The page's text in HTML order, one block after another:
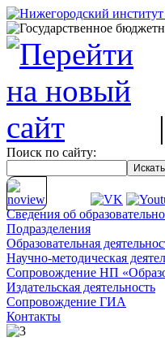
|
Поиск по сайту:
Сведения об
Подразделения
Образовательная
Научно-методическая
Сопровождение НП
Издательская деятельность
Сопровождение ГИА
Контакты